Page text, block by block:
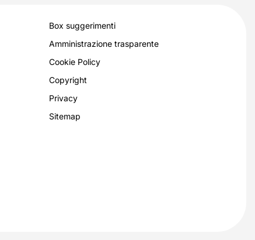
Box suggerimenti
Amministrazione trasparente
Cookie Policy
Copyright
Privacy
Sitemap